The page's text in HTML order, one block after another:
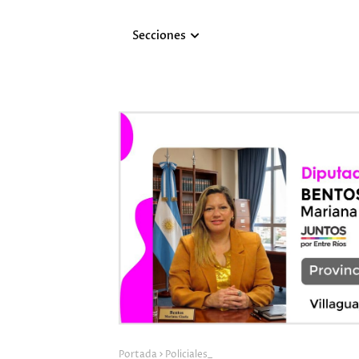
Secciones
Portada Policiales_